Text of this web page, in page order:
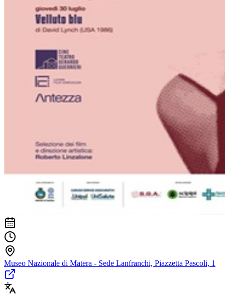
Museo Nazionale di Matera - Sede Lanfranchi, Piazzetta Pascoli, 1